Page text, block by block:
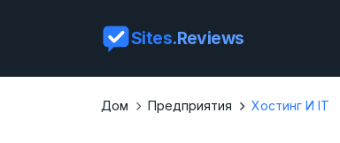
Sites.Reviews
Дом Предприятия Хостинг И IT